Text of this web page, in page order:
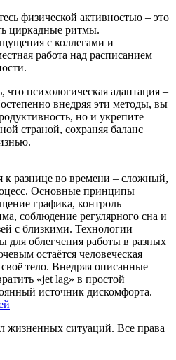
физической активностью – это
циркадные ритмы.
с коллегами и
работа над расписанием
психологическая адаптация –
внедряя эти методы, вы
но и укрепите
страной, сохраняя баланс
к разнице во времени – сложный,
Основные принципы
графика, контроль
соблюдение регулярного сна и
с близкими. Технологии
для облегчения работы в разных
остаётся человеческая
тело. Внедряя описанные
«jet lag» в простой
источник дискомфорта.
жизненных ситуаций. Все права